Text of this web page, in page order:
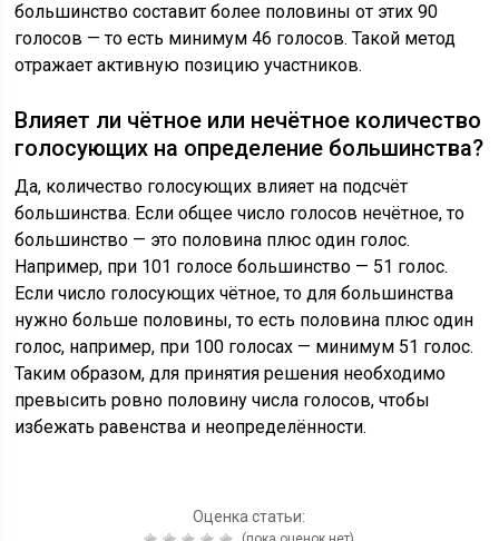
большинство составит более половины от этих 90
голосов — то есть минимум 46 голосов. Такой метод
отражает активную позицию участников.
Влияет ли чётное или нечётное количество
голосующих на определение большинства?
Да, количество голосующих влияет на подсчёт
большинства. Если общее число голосов нечётное, то
большинство — это половина плюс один голос.
Например, при 101 голосе большинство — 51 голос.
Если число голосующих чётное, то для большинства
нужно больше половины, то есть половина плюс один
голос, например, при 100 голосах — минимум 51 голос.
Таким образом, для принятия решения необходимо
превысить ровно половину числа голосов, чтобы
избежать равенства и неопределённости.
Оценка статьи: